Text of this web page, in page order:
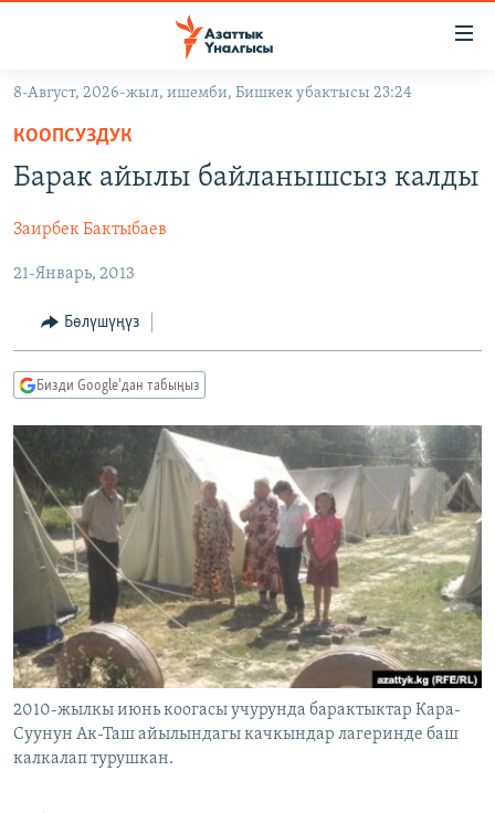
Навигацияга
өтүңүз
Издөөгө
салыңызКЫРГЫЗСТАН
САЯСАТ
ЭКОНОМИКА
МАДАНИЯТ
ДҮЙНӨ
ДҮЙНӨ
БОРБОР АЗИЯ
УКРАИНА
АТАЙЫН ИЛИКТӨӨ
ТВ ПРОГРАММАЛАР
БҮГҮН АЗАТТЫКТА
ЭКСПЕРТТЕР ТАЛДАЙТ
БИЗ ЖАНА ДҮЙНӨ
ДАНИСТЕ
ЭЖЕ-СИҢДИЛЕР
АЗАТТЫК+
ЫҢГАЙСЫЗ СУРООЛОР
ПОДКАСТ
ӨЗГӨЧӨ ПИКИР
Русский
ОНЛАЙН ШЕРИНЕ
ЭЕ/АРнун бардык сайттары
8-Август, 2026-жыл, ишемби, Бишкек убактысы 23:24
КООПСУЗДУК
Барак айылы байланышсыз калды
Заирбек Бактыбаев
21-Январь, 2013
Бөлүшүңүз
Бизди Google'дан табыңыз
2010-жылкы июнь коогасы учурунда барактыктар Кара-
Суунун Ак-Таш айылындагы качкындар лагеринде баш
калкалап турушкан.